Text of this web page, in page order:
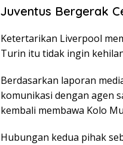
Juventus Bergerak
Ketertarikan Liverpool
Turin itu tidak ingin
Berdasarkan laporan
komunikasi dengan agen
kembali membawa Kolo
Hubungan kedua pihak